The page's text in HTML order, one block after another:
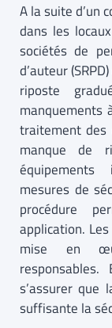
A la suite d’un
dans les
sociétés de
d’auteur
riposte
manquements
traitement des
manque de
mesures de
procédure
application.
mise en
s’assurer que
suffisante la